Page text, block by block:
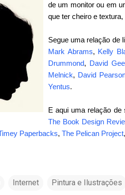
de um monitor ou em
que ter cheiro e
Segue uma relação de
Mark Abrams, Kelly
Drummond, David Gee
Melnick, David
Yentus.
E aqui uma relação de
The Book Design
Paperbacks, The Pelican Project,
Internet
Pintura e Ilustrações